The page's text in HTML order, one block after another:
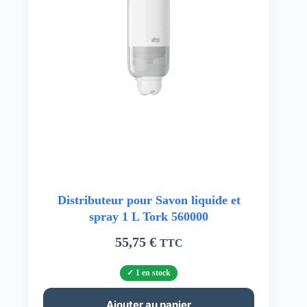
Distributeur pour Savon liquide et
spray 1 L Tork 560000
55,75 € TTC
1 en stock